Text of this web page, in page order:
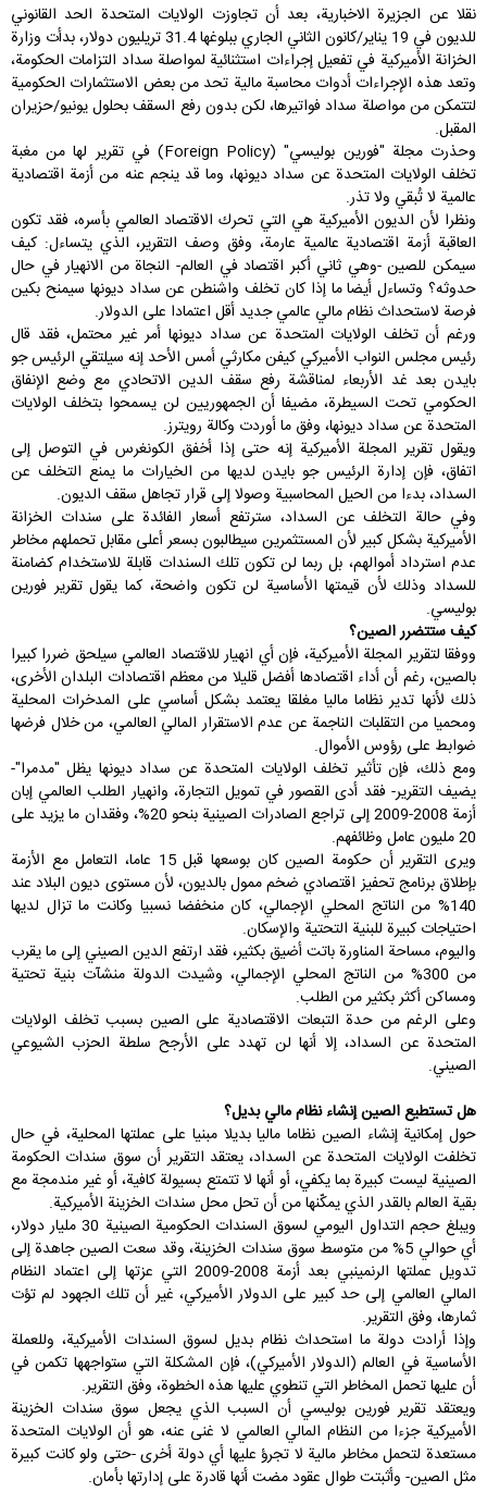
نقلا عن الجزیرة الاخباریة،‌ بعد أن تجاوزت الولايات المتحدة الحد القانوني
للديون في 19 يناير/كانون الثاني الجاري ببلوغها 31.4 تريليون دولار، بدأت وزارة
الخزانة الأميركية في تفعيل إجراءات استثنائية لمواصلة سداد التزامات الحكومة،
وتعد هذه الإجراءات أدوات محاسبة مالية تحد من بعض الاستثمارات الحكومية
لتتمكن من مواصلة سداد فواتيرها، لكن بدون رفع السقف بحلول يونيو/حزيران
المقبل.
وحذرت مجلة "فورين بوليسي" (Foreign Policy) في تقرير لها من مغبة
تخلف الولايات المتحدة عن سداد ديونها، وما قد ينجم عنه من أزمة اقتصادية
عالمية لا تُبقي ولا تذر.
ونظرا لأن الديون الأميركية هي التي تحرك الاقتصاد العالمي بأسره، فقد تكون
العاقبة أزمة اقتصادية عالمية عارمة، وفق وصف التقرير، الذي يتساءل: كيف
سيمكن للصين -وهي ثاني أكبر اقتصاد في العالم- النجاة من الانهيار في حال
حدوثه؟ وتساءل أيضا ما إذا كان تخلف واشنطن عن سداد ديونها سيمنح بكين
فرصة لاستحداث نظام مالي عالمي جديد أقل اعتمادا على الدولار.
ورغم أن تخلف الولايات المتحدة عن سداد ديونها أمر غير محتمل، فقد قال
رئيس مجلس النواب الأميركي كيفن مكارثي أمس الأحد إنه سيلتقي الرئيس جو
بايدن بعد غد الأربعاء لمناقشة رفع سقف الدين الاتحادي مع وضع الإنفاق
الحكومي تحت السيطرة، مضيفا أن الجمهوريين لن يسمحوا بتخلف الولايات
المتحدة عن سداد ديونها، وفق ما أوردت وكالة رويترز.
ويقول تقرير المجلة الأميركية إنه حتى إذا أخفق الكونغرس في التوصل إلى
اتفاق، فإن إدارة الرئيس جو بايدن لديها من الخيارات ما يمنع التخلف عن
السداد، بدءا من الحيل المحاسبية وصولا إلى قرار تجاهل سقف الديون.
وفي حالة التخلف عن السداد، سترتفع أسعار الفائدة على سندات الخزانة
الأميركية بشكل كبير لأن المستثمرين سيطالبون بسعر أعلى مقابل تحملهم مخاطر
عدم استرداد أموالهم، بل ربما لن تكون تلك السندات قابلة للاستخدام كضامنة
للسداد وذلك لأن قيمتها الأساسية لن تكون واضحة، كما يقول تقرير فورين
بوليسي.
كيف ستتضرر الصين؟
ووفقا لتقرير المجلة الأميركية، فإن أي انهيار للاقتصاد العالمي سيلحق ضررا كبيرا
بالصين، رغم أن أداء اقتصادها أفضل قليلا من معظم اقتصادات البلدان الأخرى،
ذلك لأنها تدير نظاما ماليا مغلقا يعتمد بشكل أساسي على المدخرات المحلية
ومحميا من التقلبات الناجمة عن عدم الاستقرار المالي العالمي، من خلال فرضها
ضوابط على رؤوس الأموال.
ومع ذلك، فإن تأثير تخلف الولايات المتحدة عن سداد ديونها يظل "مدمرا"-
يضيف التقرير- فقد أدى القصور في تمويل التجارة، وانهيار الطلب العالمي إبان
أزمة 2008-2009 إلى تراجع الصادرات الصينية بنحو 20%، وفقدان ما يزيد على
20 مليون عامل وظائفهم.
ويرى التقرير أن حكومة الصين كان بوسعها قبل 15 عاما، التعامل مع الأزمة
بإطلاق برنامج تحفيز اقتصادي ضخم ممول بالديون، لأن مستوى ديون البلاد عند
140% من الناتج المحلي الإجمالي، كان منخفضا نسبيا وكانت ما تزال لديها
احتياجات كبيرة للبنية التحتية والإسكان.
واليوم، مساحة المناورة باتت أضيق بكثير، فقد ارتفع الدين الصيني إلى ما يقرب
من 300% من الناتج المحلي الإجمالي، وشيدت الدولة منشآت بنية تحتية
ومساكن أكثر بكثير من الطلب.
وعلى الرغم من حدة التبعات الاقتصادية على الصين بسبب تخلف الولايات
المتحدة عن السداد، إلا أنها لن تهدد على الأرجح سلطة الحزب الشيوعي
الصيني.
هل تستطيع الصين إنشاء نظام مالي بديل؟
حول إمكانية إنشاء الصين نظاما ماليا بديلا مبنيا على عملتها المحلية، في حال
تخلفت الولايات المتحدة عن السداد، يعتقد التقرير أن سوق سندات الحكومة
الصينية ليست كبيرة بما يكفي، أو أنها لا تتمتع بسيولة كافية، أو غير مندمجة مع
بقية العالم بالقدر الذي يمكّنها من أن تحل محل سندات الخزينة الأميركية.
ويبلغ حجم التداول اليومي لسوق السندات الحكومية الصينية 30 مليار دولار،
أي حوالي 5% من متوسط سوق سندات الخزينة، وقد سعت الصين جاهدة إلى
تدويل عملتها الرنمينبي بعد أزمة 2008-2009 التي عزتها إلى اعتماد النظام
المالي العالمي إلى حد كبير على الدولار الأميركي، غير أن تلك الجهود لم تؤت
ثمارها، وفق التقرير.
وإذا أرادت دولة ما استحداث نظام بديل لسوق السندات الأميركية، وللعملة
الأساسية في العالم (الدولار الأميركي)، فإن المشكلة التي ستواجهها تكمن في
أن عليها تحمل المخاطر التي تنطوي عليها هذه الخطوة، وفق التقرير.
ويعتقد تقرير فورين بوليسي أن السبب الذي يجعل سوق سندات الخزينة
الأميركية جزءا من النظام المالي العالمي لا غنى عنه، هو أن الولايات المتحدة
مستعدة لتحمل مخاطر مالية لا تجرؤ عليها أي دولة أخرى -حتى ولو كانت كبيرة
مثل الصين- وأثبتت طوال عقود مضت أنها قادرة على إدارتها بأمان.